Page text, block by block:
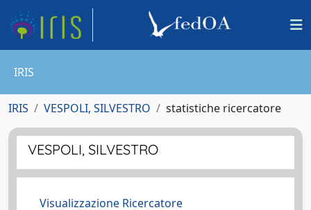
IRIS
IRIS VESPOLI, SILVESTRO statistiche ricercatore
VESPOLI, SILVESTRO
Visualizzazione Ricercatore